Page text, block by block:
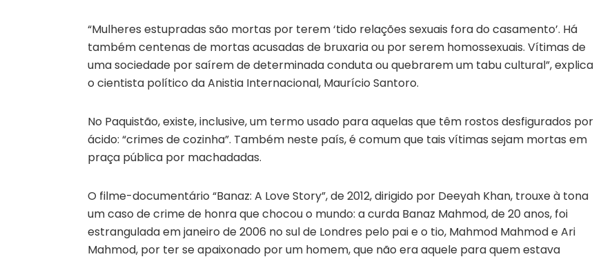
“Mulheres estupradas são mortas por terem ‘tido relações sexuais fora do casamento’. Há
também centenas de mortas acusadas de bruxaria ou por serem homossexuais. Vítimas de
uma sociedade por saírem de determinada conduta ou quebrarem um tabu cultural”, explica
o cientista político da Anistia Internacional, Maurício Santoro.
No Paquistão, existe, inclusive, um termo usado para aquelas que têm rostos desfigurados por
ácido: “crimes de cozinha”. Também neste país, é comum que tais vítimas sejam mortas em
praça pública por machadadas.
O filme-documentário “Banaz: A Love Story”, de 2012, dirigido por Deeyah Khan, trouxe à tona
um caso de crime de honra que chocou o mundo: a curda Banaz Mahmod, de 20 anos, foi
estrangulada em janeiro de 2006 no sul de Londres pelo pai e o tio, Mahmod Mahmod e Ari
Mahmod, por ter se apaixonado por um homem, que não era aquele para quem estava